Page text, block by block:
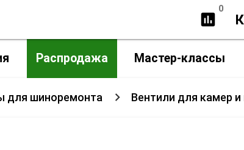
insert_chart
0
Распродажа Мастер-классы
для шиноремонта Вентили для камер